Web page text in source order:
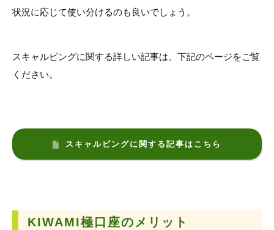
状況に応じて使い分けるのも良いでしょう。
スキャルピングに関する詳しい記事は、下記のページをご覧
ください。
スキャルピングに関する記事はこちら
KIWAMI極口座の メリット